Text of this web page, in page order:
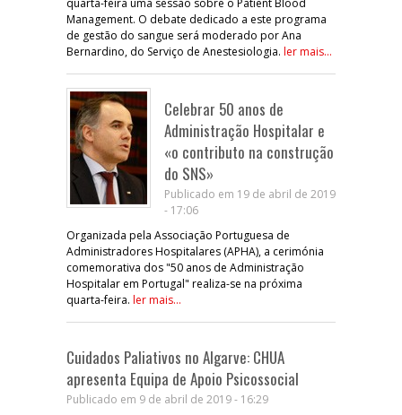
Management. O debate dedicado a este programa
de gestão do sangue será moderado por Ana
Bernardino, do Serviço de Anestesiologia. ler mais...
Celebrar 50 anos de
Administração Hospitalar e
«o contributo na construção
do SNS»
Publicado em 19 de abril de 2019
- 17:06
Organizada pela Associação Portuguesa de
Administradores Hospitalares (APHA), a cerimónia
comemorativa dos "50 anos de Administração
Hospitalar em Portugal" realiza-se na próxima
quarta-feira. ler mais...
Cuidados Paliativos no Algarve: CHUA
apresenta Equipa de Apoio Psicossocial
Publicado em 9 de abril de 2019 - 16:29